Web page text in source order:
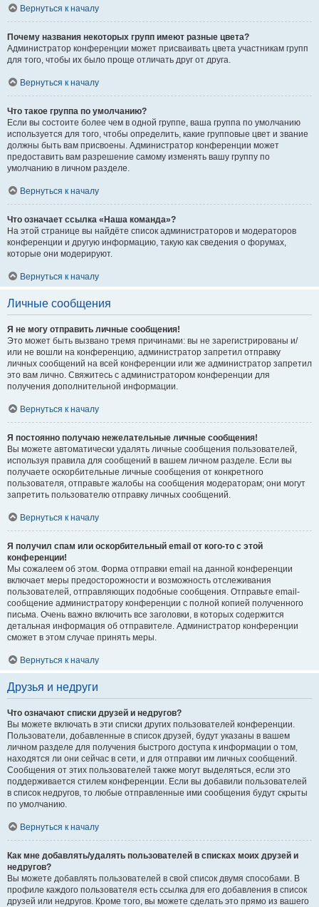
Вернуться к началу
Почему названия некоторых групп имеют разные цвета?
Администратор конференции может присваивать цвета участникам групп
для того, чтобы их было проще отличать друг от друга.
Вернуться к началу
Что такое группа по умолчанию?
Если вы состоите более чем в одной группе, ваша группа по умолчанию
используется для того, чтобы определить, какие групповые цвет и звание
должны быть вам присвоены. Администратор конференции может
предоставить вам разрешение самому изменять вашу группу по
умолчанию в личном разделе.
Вернуться к началу
Что означает ссылка «Наша команда»?
На этой странице вы найдёте список администраторов и модераторов
конференции и другую информацию, такую как сведения о форумах,
которые они модерируют.
Вернуться к началу
Личные сообщения
Я не могу отправить личные сообщения!
Это может быть вызвано тремя причинами: вы не зарегистрированы и/
или не вошли на конференцию, администратор запретил отправку
личных сообщений на всей конференции или же администратор запретил
это вам лично. Свяжитесь с администратором конференции для
получения дополнительной информации.
Вернуться к началу
Я постоянно получаю нежелательные личные сообщения!
Вы можете автоматически удалять личные сообщения пользователей,
используя правила для сообщений в вашем личном разделе. Если вы
получаете оскорбительные личные сообщения от конкретного
пользователя, отправьте жалобы на сообщения модераторам; они могут
запретить пользователю отправку личных сообщений.
Вернуться к началу
Я получил спам или оскорбительный email от кого-то с этой
конференции!
Мы сожалеем об этом. Форма отправки email на данной конференции
включает меры предосторожности и возможность отслеживания
пользователей, отправляющих подобные сообщения. Отправьте email-
сообщение администратору конференции с полной копией полученного
письма. Очень важно включить все заголовки, в которых содержится
детальная информация об отправителе. Администратор конференции
сможет в этом случае принять меры.
Вернуться к началу
Друзья и недруги
Что означают списки друзей и недругов?
Вы можете включать в эти списки других пользователей конференции.
Пользователи, добавленные в список друзей, будут указаны в вашем
личном разделе для получения быстрого доступа к информации о том,
находятся ли они сейчас в сети, и для отправки им личных сообщений.
Сообщения от этих пользователей также могут выделяться, если это
поддерживается стилем конференции. Если вы добавили пользователей
в список недругов, то любые отправленные ими сообщения будут скрыты
по умолчанию.
Вернуться к началу
Как мне добавлять/удалять пользователей в списках моих друзей и
недругов?
Вы можете добавлять пользователей в свой список двумя способами. В
профиле каждого пользователя есть ссылка для его добавления в список
друзей или недругов. Кроме того, вы можете сделать это прямо из вашего